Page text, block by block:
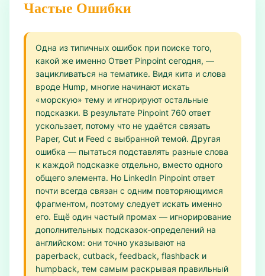
Частые Ошибки
Одна из типичных ошибок при поиске того,
какой же именно Ответ Pinpoint сегодня, —
зацикливаться на тематике. Видя кита и слова
вроде Hump, многие начинают искать
«морскую» тему и игнорируют остальные
подсказки. В результате Pinpoint 760 ответ
ускользает, потому что не удаётся связать
Paper, Cut и Feed с выбранной темой. Другая
ошибка — пытаться подставлять разные слова
к каждой подсказке отдельно, вместо одного
общего элемента. Но LinkedIn Pinpoint ответ
почти всегда связан с одним повторяющимся
фрагментом, поэтому следует искать именно
его. Ещё один частый промах — игнорирование
дополнительных подсказок‑определений на
английском: они точно указывают на
paperback, cutback, feedback, flashback и
humpback, тем самым раскрывая правильный